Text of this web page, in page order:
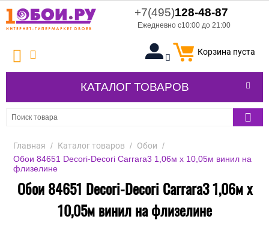
+7(495)128-48-87
Ежедневно с10:00 до 21:00
Корзина пуста
КАТАЛОГ ТОВАРОВ
Главная / Каталог товаров / Обои /
Обои 84651 Decori-Decori Carrara3 1,06м х 10,05м винил на
флизелине
Обои 84651 Decori-Decori Carrara3 1,06м х
10,05м винил на флизелине